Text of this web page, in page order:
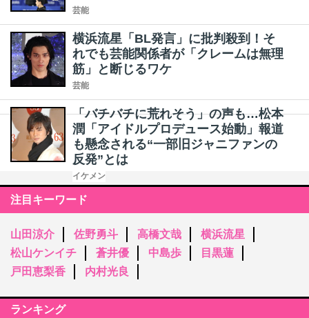
芸能
横浜流星「BL発言」に批判殺到！そ
れでも芸能関係者が「クレームは無理
筋」と断じるワケ
芸能
「バチバチに荒れそう」の声も…松本
潤「アイドルプロデュース始動」報道
も懸念される“一部旧ジャニファンの
反発”とは
イケメン
注目キーワード
山田涼介 佐野勇斗 高橋文哉
横浜流星
松山ケンイチ
蒼井優 中島歩
目黒蓮
戸田恵梨香
内村光良
ランキング